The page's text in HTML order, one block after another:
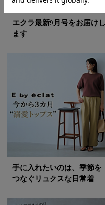
エクラ最新9月号をお届けし
ます
手に入れたいのは、季節を
つなぐリュクスな日常着